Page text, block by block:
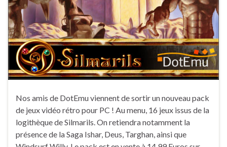
Nos amis de DotEmu viennent de sortir un nouveau pack
de jeux vidéo rétro pour PC ! Au menu, 16 jeux issus de la
logithèque de Silmarils. On retiendra notamment la
présence de la Saga Ishar, Deus, Targhan, ainsi que